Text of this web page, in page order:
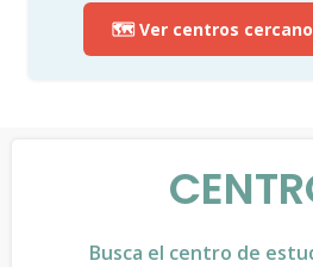
🗺️ Ver centros
Busca el centro de